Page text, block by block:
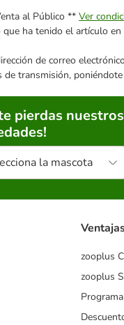
al Público ** Ver
ha tenido el artículo
de correo
transmisión,
pierdas
la mascota
zooplus
zooplus